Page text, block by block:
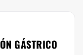
GÁSTRICO